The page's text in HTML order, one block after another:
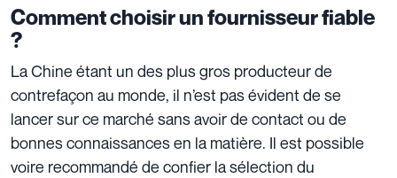
Comment choisir un fournisseur fiable
?
La Chine étant un des plus gros producteur de
contrefaçon au monde, il n’est pas évident de se
lancer sur ce marché sans avoir de contact ou de
bonnes connaissances en la matière. Il est possible
voire recommandé de confier la sélection du